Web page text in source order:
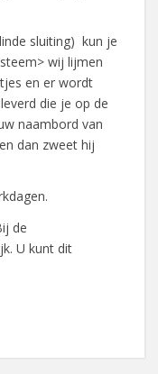
sluiting) kun je
wij lijmen
en er wordt
die je op de
naambord van
dan zweet hij
de
U kunt dit